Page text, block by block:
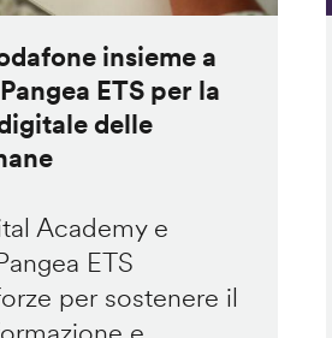
insieme a
ETS per la
delle
Academy e
ETS
per sostenere il